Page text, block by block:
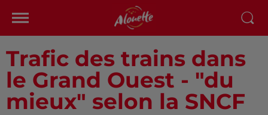
Trafic des trains dans
le Grand Ouest - "du
mieux" selon la SNCF